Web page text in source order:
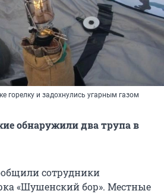
горелку и задохнулись угарным газом
обнаружили два трупа в
сотрудники
«Шушенский бор». Местные